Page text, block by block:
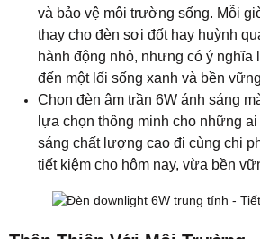
Thân Thiện Với Môi Trường
Sức Khỏe Của Gia Đình Bạn
Đèn âm trần 6W tròn màu trung
chiếu sáng hiệu quả, mà còn là
không gian sống hiện đại. Sản
ngân, chì hay khí độc hại, đảm
cho người sử dụng và thân thiện
minh cam kết rõ ràng về chất